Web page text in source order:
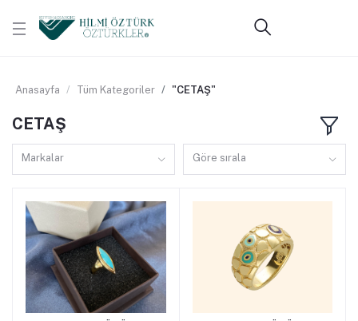
Anasayfa Tüm Kategoriler "CETAŞ"
CETAŞ
Markalar Göre sırala